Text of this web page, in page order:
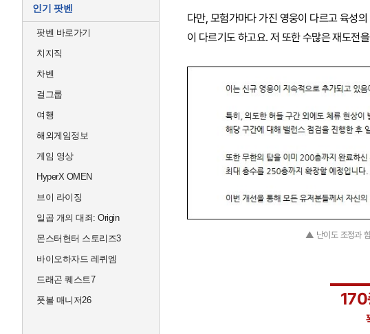
인기 팟벤
팟벤 바로가기
치지직
차벤
걸그룹
여행
해외게임정보
게임 영상
HyperX OMEN
브이 라이징
일곱 개의 대죄: Origin
몬스터헌터 스토리즈3
바이오하자드 레퀴엠
드래곤 퀘스트7
풋볼 매니저26
다만, 모험가마다 가진 영웅이 다르고 육성
이 다르기도 하고요. 저 또한 수많은 재도전
▲ 난이도 조정과
170